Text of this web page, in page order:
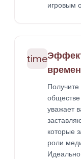
игровым
time
Получите
обществе
уважает
которые
роли